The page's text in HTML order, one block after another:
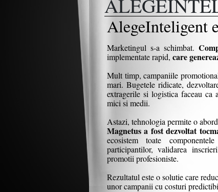
AlegeInteligent
Marketingul s-a schimbat.
implementate rapid, care
Mult timp, campaniile
mari. Bugetele ridicate,
extragerile si logistica faceau ca
mici si medii.
Astazi, tehnologia permite o
Magnetus a fost dezvoltat
ecosistem toate
participantilor, validarea
promotii profesioniste.
Rezultatul este o solutie care
unor campanii cu costuri